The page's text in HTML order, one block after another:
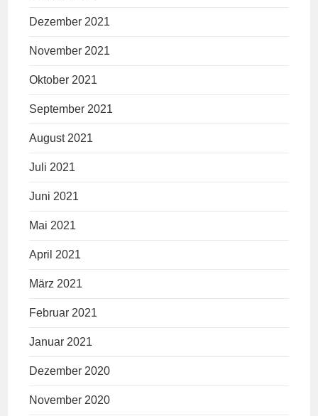
Dezember 2021
November 2021
Oktober 2021
September 2021
August 2021
Juli 2021
Juni 2021
Mai 2021
April 2021
März 2021
Februar 2021
Januar 2021
Dezember 2020
November 2020